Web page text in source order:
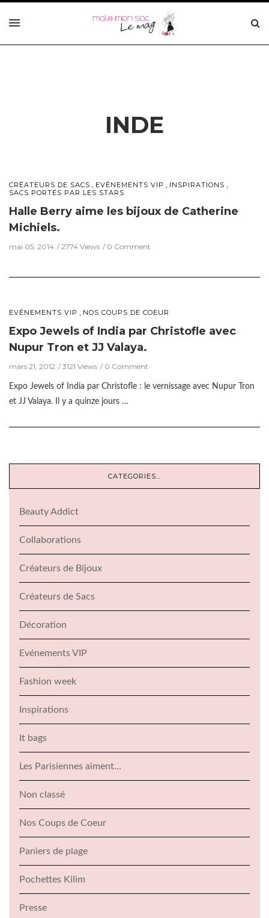
INDE
CRÉATEURS DE SACS EVÉNEMENTS VIP INSPIRATIONS
SACS PORTÉS PAR LES STARS
Halle Berry aime les bijoux de Catherine
Michiels.
mai 05, 2014 2774 Views 0 Comment
EVÉNEMENTS VIP NOS COUPS DE COEUR
Expo Jewels of India par Christofle avec
Nupur Tron et JJ Valaya.
mars 21, 2012 3121 Views 0 Comment
Expo Jewels of India par Christofle : le vernissage avec Nupur Tron
et JJ Valaya. Il y a quinze jours …
CATEGORIES…
Beauty Addict
Collaborations
Créateurs de Bijoux
Créateurs de Sacs
Décoration
Evénements VIP
Fashion week
Inspirations
It bags
Les Parisiennes aiment…
Non classé
Nos Coups de Coeur
Paniers de plage
Pochettes Kilim
Presse